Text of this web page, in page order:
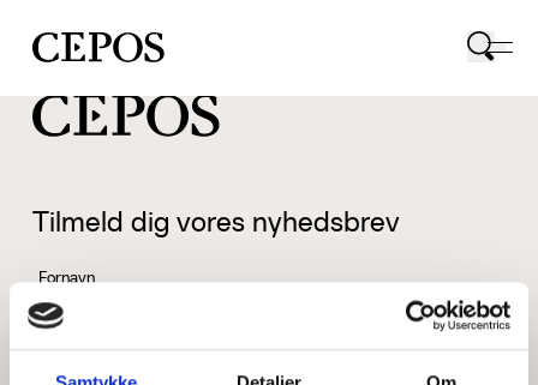
CEPOS logo
Tilmeld dig vores nyhedsbrev
Fornavn